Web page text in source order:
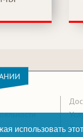
использовать